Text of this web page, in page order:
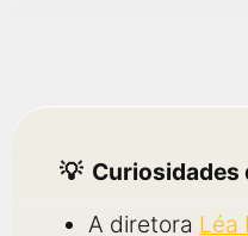
Curiosidades
A diretora Léa